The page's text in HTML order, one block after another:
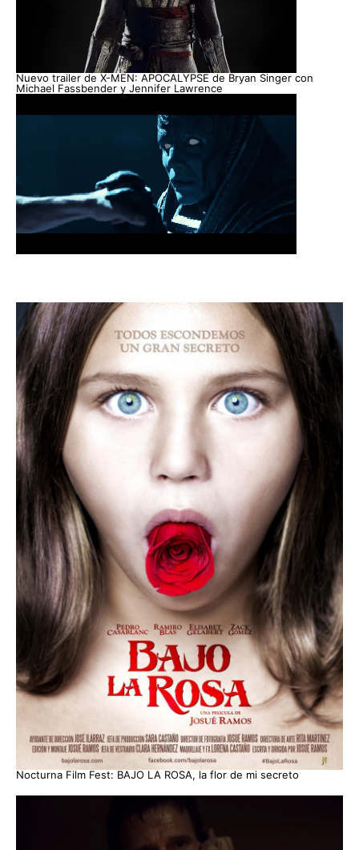
Nuevo trailer de X-MEN: APOCALYPSE de Bryan Singer con
Michael Fassbender y Jennifer Lawrence
Nocturna Film Fest: BAJO LA ROSA, la flor de mi secreto